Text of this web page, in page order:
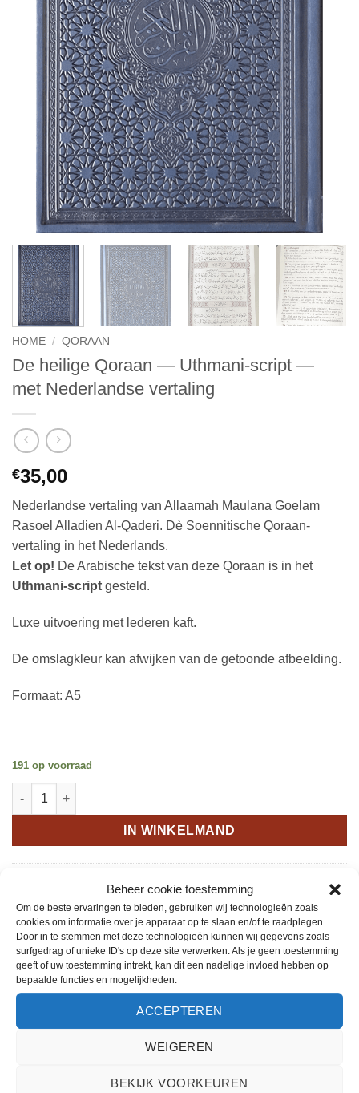
Beheer cookie toestemming
Om de beste ervaringen te bieden, gebruiken wij technologieën zoals
cookies om informatie over je apparaat op te slaan en/of te raadplegen.
Door in te stemmen met deze technologieën kunnen wij gegevens zoals
surfgedrag of unieke ID's op deze site verwerken. Als je geen toestemming
geeft of uw toestemming intrekt, kan dit een nadelige invloed hebben op
bepaalde functies en mogelijkheden.
ACCEPTEREN
WEIGEREN
BEKIJK VOORKEUREN
HOME / QORAAN
De heilige Qoraan — Uthmani-script —
met Nederlandse vertaling
€35,00
Nederlandse vertaling van Allaamah Maulana Goelam
Rasoel Alladien Al-Qaderi. Dè Soennitische Qoraan-
vertaling in het Nederlands.
Let op! De Arabische tekst van deze Qoraan is in het
Uthmani-script gesteld.
Luxe uitvoering met lederen kaft.
De omslagkleur kan afwijken van de getoonde afbeelding.
Formaat: A5
191 op voorraad
De heilige Qoraan -- Uthmani-script -- met Nederlandse
IN WINKELMAND
Trefwoorden:Ahli Soennat,Ahmad Raza ,Ala Hazrat,Alladien,Arabisch
Dilara ,Goelam Rasoel,Hanafi,heilige Qoran,Kanzul Iman,Kora,
Koraan,Koran,Nederlands ,Othmani ,Qoraan,Quran ,Soenni,Sunni,
Usmani,Uthmani,Uthmani-script, Vertaling